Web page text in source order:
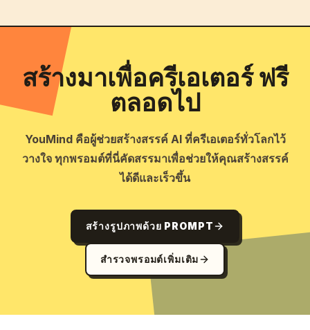
สร้างมาเพื่อครีเอเตอร์ ฟรี
ตลอดไป
YouMind คือผู้ช่วยสร้างสรรค์ AI ที่ครีเอเตอร์ทั่วโลกไว้
วางใจ ทุกพรอมต์ที่นี่คัดสรรมาเพื่อช่วยให้คุณสร้างสรรค์
ได้ดีและเร็วขึ้น
สร้างรูปภาพด้วย PROMPT
สำรวจพรอมต์เพิ่มเติม